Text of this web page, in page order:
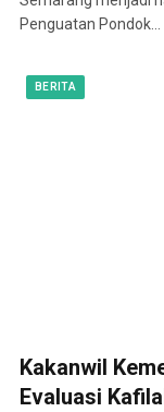
Penguatan Pondok…
BERITA
Kakanwil
Evaluasi